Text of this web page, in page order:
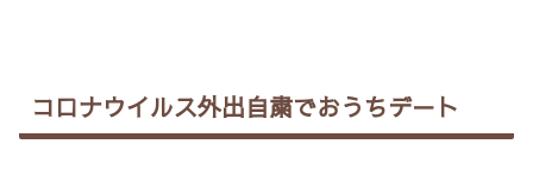
コロナウイルス外出自粛でおうちデ－ト